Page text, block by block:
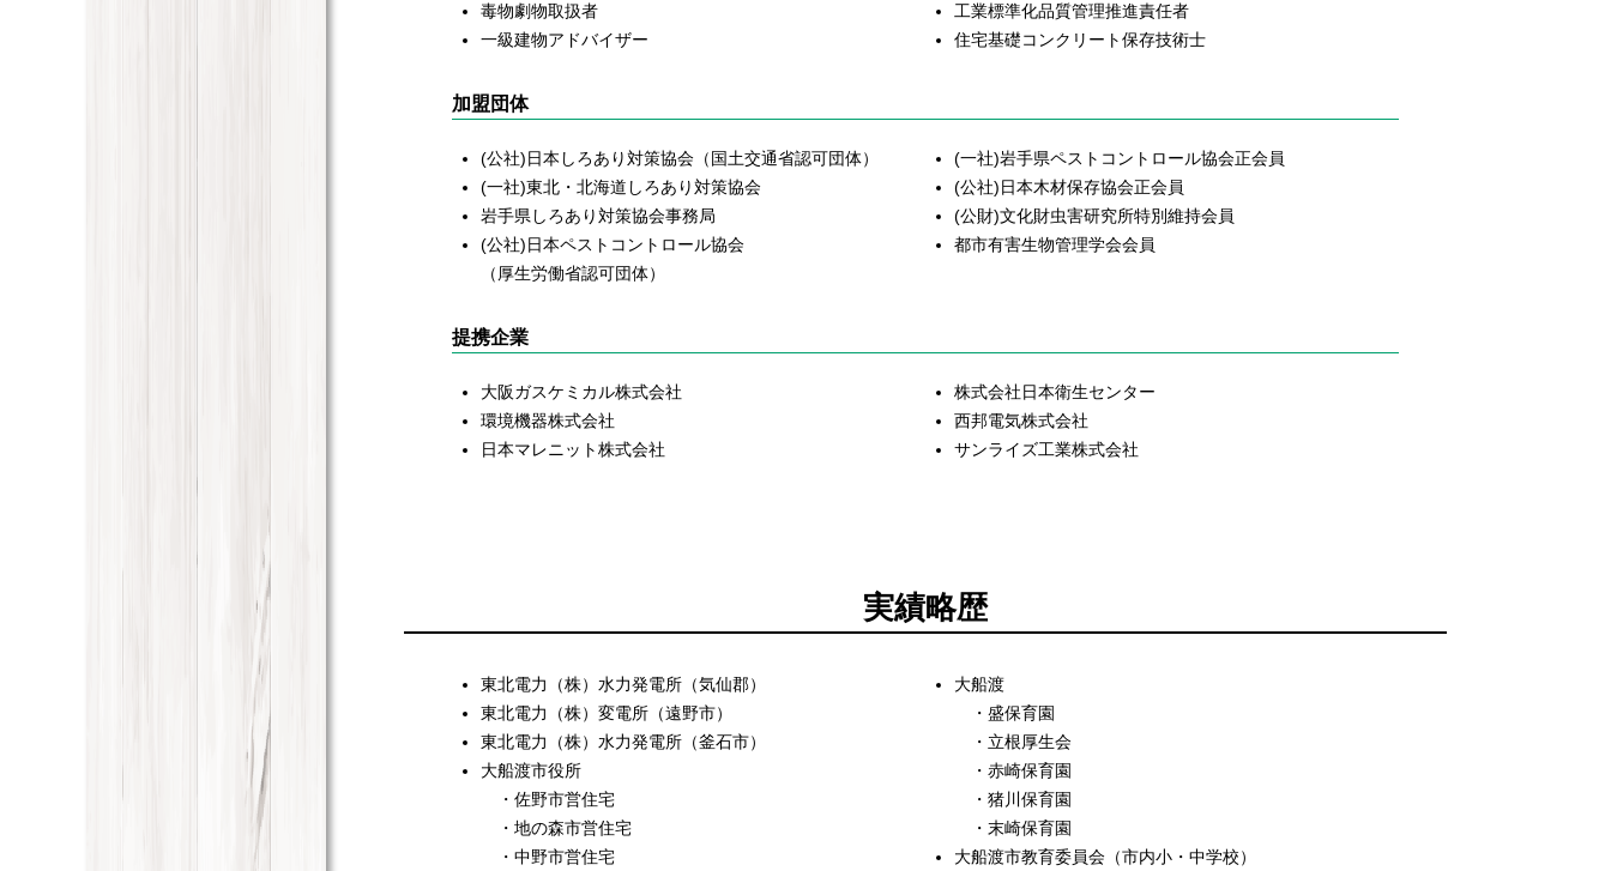
毒物劇物取扱者
一級建物アドバイザー
工業標準化品質管理推進責任者
住宅基礎コンクリート保存技術士
加盟団体
(公社)日本しろあり対策協会 （国土交通省認可団体）
(一社)東北・北海道しろあり対策協会
岩手県しろあり対策協会事務局
(公社)日本ペストコントロール協会
（厚生労働省認可団体）
(一社)岩手県ペストコントロール協会正会員
(公社)日本木材保存協会正会員
(公財)文化財虫害研究所特別維持会員
都市有害生物管理学会会員
提携企業
大阪ガスケミカル株式会社
環境機器株式会社
日本マレニット株式会社
株式会社日本衛生センター
西邦電気株式会社
サンライズ工業株式会社
実績略歴
東北電力（株）水力発電所（気仙郡）
東北電力（株）変電所（遠野市）
東北電力（株）水力発電所（釜石市）
大船渡市役所
・佐野市営住宅
・地の森市営住宅
・中野市営住宅
大船渡
・盛保育園
・立根厚生会
・赤崎保育園
・猪川保育園
・末崎保育園
大船渡市教育委員会（市内小・中学校）